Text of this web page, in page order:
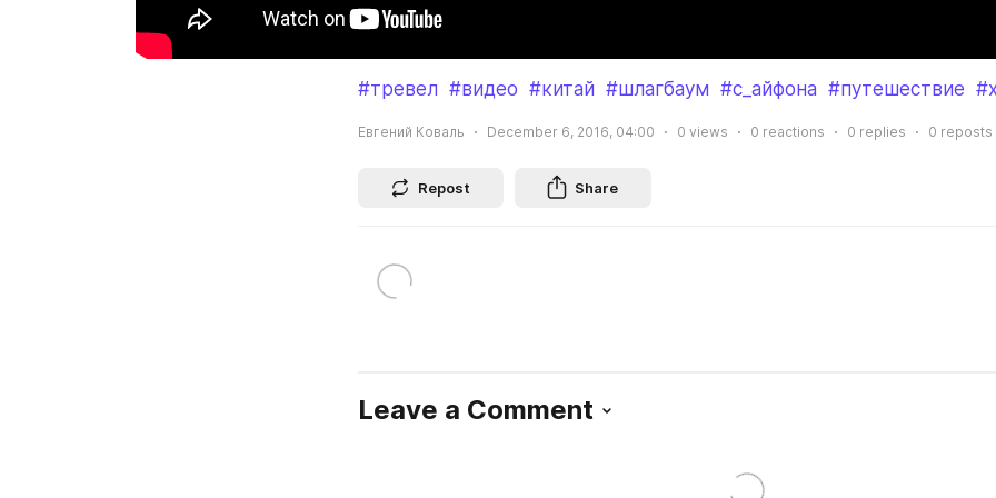
#тревел #видео #китай #шлагбаум #с_айфона #путешествие
Евгений Коваль December 6, 2016, 04:00 0 views 0 reactions 0 replies 0 reposts
Repost Share
Leave a Comment